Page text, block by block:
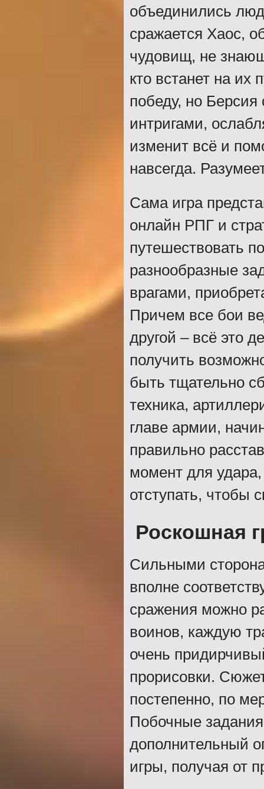
объединились
сражается Хаос,
чудовищ, не
кто встанет на
победу, но
интригами,
изменит всё и
навсегда.
Сама игра
онлайн РПГ и
путешествовать
разнообразные
врагами,
Причем все бои
другой – всё это
получить
быть тщательно
техника,
главе армии,
правильно
момент для
отступать, чтобы
Роскошная
Сильными
вполне
сражения можно
воинов, каждую
очень
прорисовки.
постепенно, по
Побочные
дополнительный
игры, получая от